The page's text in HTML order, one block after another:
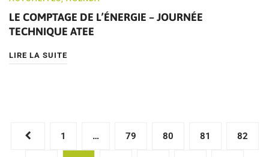
LE COMPTAGE DE L’ÉNERGIE – JOURNÉE
TECHNIQUE ATEE
LIRE LA SUITE
Pagination
1 … 79 80 81 82